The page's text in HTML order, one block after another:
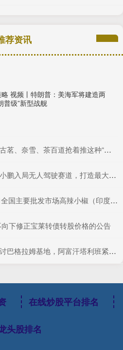
荐资讯
视频丨特朗普：美海军将建造两
普级”新型战舰
奈雪、茶百道抢着推这种“浓”新品
无人驾驶赛道，打造最大Robotaxi聚合平台
批发市场高辣小椒（印度S17）价格行情
下修正宝莱转债转股价格的公告
格拉姆基地，阿富汗塔利班紧急应对
在线炒股平台排名
头股排名